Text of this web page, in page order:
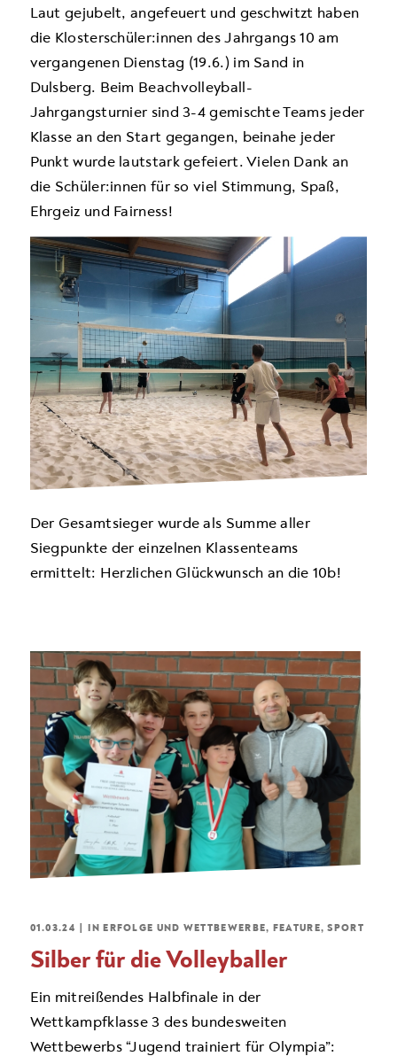
​​Laut gejubelt, angefeuert und geschwitzt haben
die Klosterschüler:innen des Jahrgangs 10 am
vergangenen Dienstag (19.6.) im Sand in
Dulsberg. Beim Beachvolleyball-
Jahrgangsturnier sind 3-4 gemischte Teams jeder
Klasse an den Start gegangen, beinahe jeder
Punkt wurde lautstark gefeiert. Vielen Dank an
die Schüler:innen für so viel Stimmung, Spaß,
Ehrgeiz und Fairness!
Der Gesamtsieger wurde als Summe aller
Siegpunkte der einzelnen Klassenteams
ermittelt: Herzlichen Glückwunsch an die 10b!
01.03.24 INERFOLGE UND WETTBEWERBE, FEATURE,SPORT
Silber für die Volleyballer
Ein mitreißendes Halbfinale in der
Wettkampfklasse 3 des bundesweiten
Wettbewerbs “Jugend trainiert für Olympia”: